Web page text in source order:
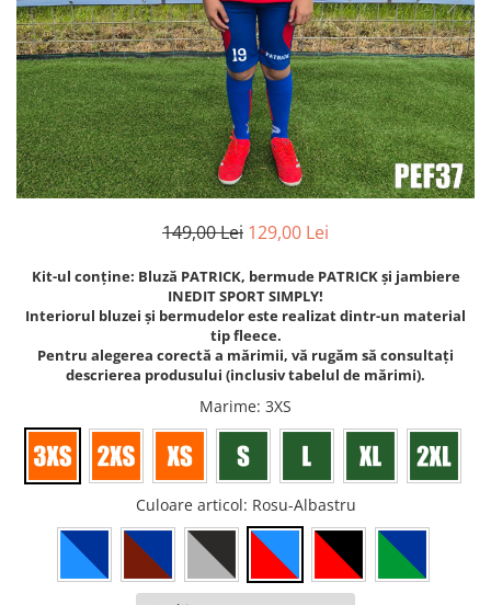
Bidoane si termosuri sportive
Sepci
Trofee
149,00 Lei 129,00 Lei
Kit-ul conține: Bluză PATRICK, bermude PATRICK și jambiere
INEDIT SPORT SIMPLY!
Interiorul bluzei și bermudelor este realizat dintr-un material
tip fleece.
Pentru alegerea corectă a mărimii, vă rugăm să consultați
descrierea produsului (inclusiv tabelul de mărimi).
Marime: 3XS
Culoare articol: Rosu-Albastru